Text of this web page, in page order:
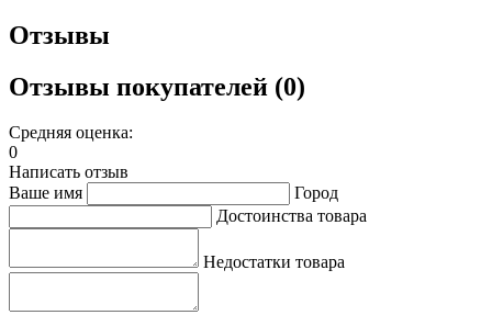
Отзывы
Отзывы покупателей (0)
Средняя оценка:
0
Написать отзыв
Ваше имя
Город
Достоинства товара
Недостатки товара